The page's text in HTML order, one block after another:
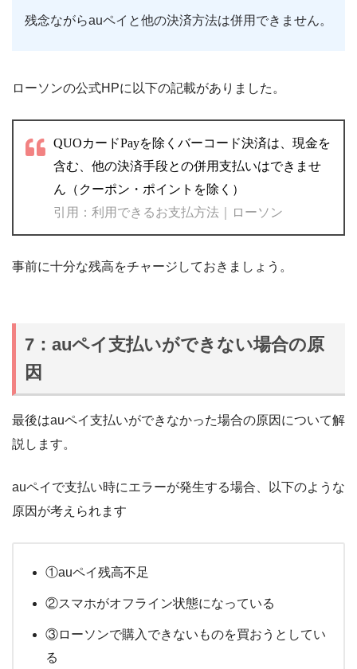
残念ながらauペイと他の決済方法は併用できません。
ローソンの公式HPに以下の記載がありました。
QUOカードPayを除くバーコード決済は、現金を
含む、他の決済手段との併用支払いはできませ
ん（クーポン・ポイントを除く）
引用： 利用できるお支払方法｜ローソン
事前に十分な残高をチャージしておきましょう。
7：auペイ支払いができない場合の原
因
最後はauペイ支払いができなかった場合の原因について解
説します。
auペイで支払い時にエラーが発生する場合、以下のような
原因が考えられます
①auペイ残高不足
②スマホがオフライン状態になっている
③ローソンで購入できないものを買おうとしてい
る